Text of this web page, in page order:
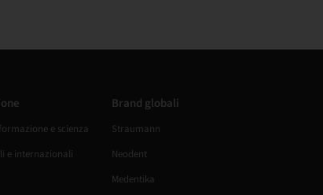
e scienza
e internazionali
Brand globali
Straumann
Neodent
Medentika